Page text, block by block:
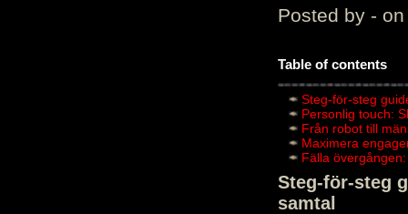
Posted by - on
Table of contents
Steg-för-steg
Personlig touch:
Från robot till
Maximera
Fälla
Steg-för-steg
samtal